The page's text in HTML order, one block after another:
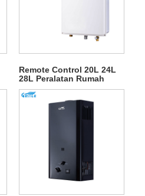
Remote Control 20L 24L
28L Peralatan Rumah
Pemanas Air Gas Luar
Ruang